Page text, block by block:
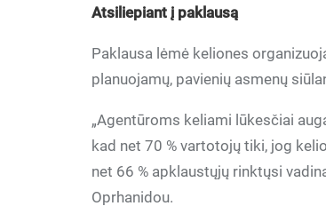
Atsiliepiant į paklausą
Paklausa lėmė keliones
planuojamų, pavienių asmenų
„Agentūroms keliami lūkesčiai
kad net 70 % vartotojų tiki, jog
net 66 % apklaustųjų rinktųsi
Oprhanidou.